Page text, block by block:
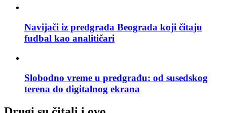
Navijači iz predgrađa Beograda koji čitaju
fudbal kao analitičari
Slobodno vreme u predgrađu: od susedskog
terena do digitalnog ekrana